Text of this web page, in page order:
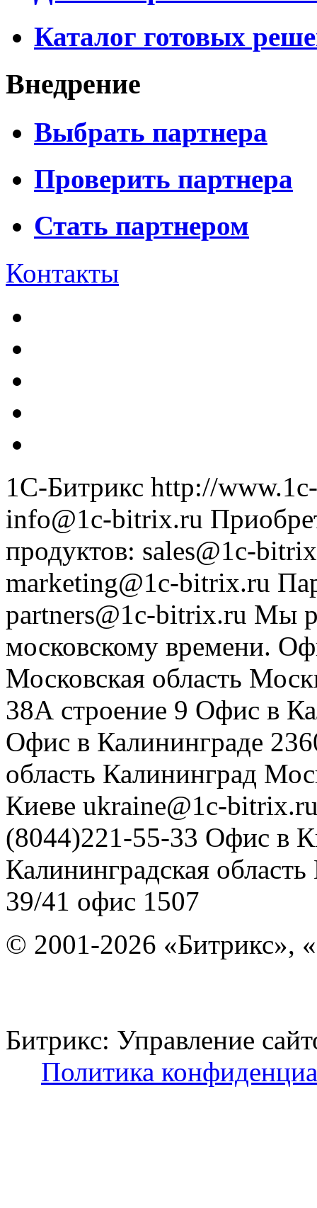
Каталог готовых
Внедрение
Выбрать партнера
Проверить партнера
Стать партнером
Контакты
1С-Битрикс http://
info@1c-bitrix.ru
продуктов: sales@1c-
marketing@1c-bitrix.ru
partners@1c-bitrix.ru Мы
московскому времени.
Московская область
38А строение 9 Офис в
Офис в Калининграде
область Калининград
Киеве ukraine@1c-
(8044)221-55-33 Офис в
Калининградская область
39/41 офис 1507
© 2001-2026 «Битрикс»,
Битрикс: Управление
Политика